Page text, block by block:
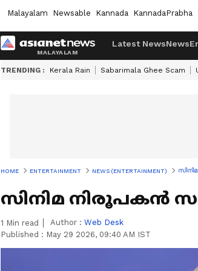
Malayalam Newsable Kannada KannadaPrabha
Latest NewsNews
TRENDING : Kerala Rain Sabarimala Ghee Scam
HOME ENTERTAINMENT NEWS (ENTERTAINMENT)
സിനിമ നിരൂപകൻ
1 Min read Author : Web Desk
Published : May 29 2026, 09:40 AM IST